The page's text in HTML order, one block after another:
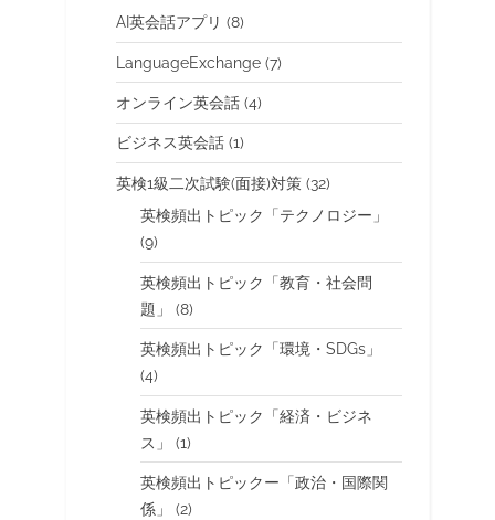
AI英会話アプリ (8)
LanguageExchange (7)
オンライン英会話 (4)
ビジネス英会話 (1)
英検1級二次試験(面接)対策 (32)
英検頻出トピック「テクノロジー」
(9)
英検頻出トピック「教育・社会問
題」
(8)
英検頻出トピック「環境・SDGs」
(4)
英検頻出トピック「経済・ビジネ
ス」
(1)
英検頻出トピックー「政治・国際関
係」
(2)